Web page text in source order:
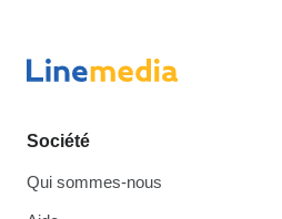
Société
Qui sommes-nous